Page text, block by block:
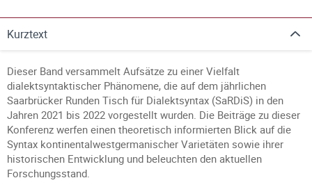
Kurztext
Dieser Band versammelt Aufsätze zu einer Vielfalt
dialektsyntaktischer Phänomene, die auf dem jährlichen
Saarbrücker Runden Tisch für Dialektsyntax (SaRDiS) in den
Jahren 2021 bis 2022 vorgestellt wurden. Die Beiträge zu dieser
Konferenz werfen einen theoretisch informierten Blick auf die
Syntax kontinentalwestgermanischer Varietäten sowie ihrer
historischen Entwicklung und beleuchten den aktuellen
Forschungsstand.